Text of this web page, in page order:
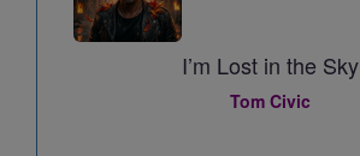
I’m Lost in the Sky
Tom Civic